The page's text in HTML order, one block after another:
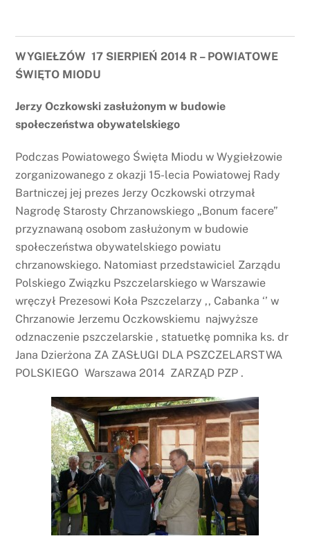
WYGIEŁZÓW 17 SIERPIEŃ 2014 R – POWIATOWE
ŚWIĘTO MIODU
Jerzy Oczkowski zasłużonym w budowie
społeczeństwa obywatelskiego
Podczas Powiatowego Święta Miodu w Wygiełzowie
zorganizowanego z okazji 15-lecia Powiatowej Rady
Bartniczej jej prezes Jerzy Oczkowski otrzymał
Nagrodę Starosty Chrzanowskiego „Bonum facere”
przyznawaną osobom zasłużonym w budowie
społeczeństwa obywatelskiego powiatu
chrzanowskiego. Natomiast przedstawiciel Zarządu
Polskiego Związku Pszczelarskiego w Warszawie
wręczył Prezesowi Koła Pszczelarzy ,, Cabanka ‘’ w
Chrzanowie Jerzemu Oczkowskiemu najwyższe
odznaczenie pszczelarskie , statuetkę pomnika ks. dr
Jana Dzierżona ZA ZASŁUGI DLA PSZCZELARSTWA
POLSKIEGO Warszawa 2014 ZARZĄD PZP .